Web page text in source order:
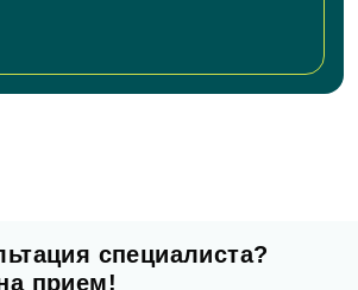
специалиста?
прием!